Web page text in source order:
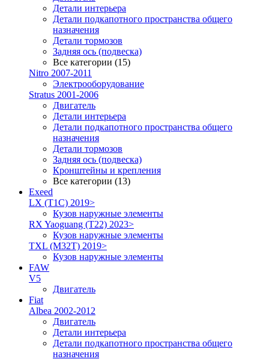
Детали интерьера
Детали подкапотного пространства общего
назначения
Детали тормозов
Задняя ось (подвеска)
Все категории (15)
Nitro 2007-2011
Электрооборудование
Stratus 2001-2006
Двигатель
Детали интерьера
Детали подкапотного пространства общего
назначения
Детали тормозов
Задняя ось (подвеска)
Кронштейны и крепления
Все категории (13)
Exeed
LX (T1C) 2019>
Кузов наружные элементы
RX Yaoguang (T22) 2023>
Кузов наружные элементы
TXL (M32T) 2019>
Кузов наружные элементы
FAW
V5
Двигатель
Fiat
Albea 2002-2012
Двигатель
Детали интерьера
Детали подкапотного пространства общего
назначения